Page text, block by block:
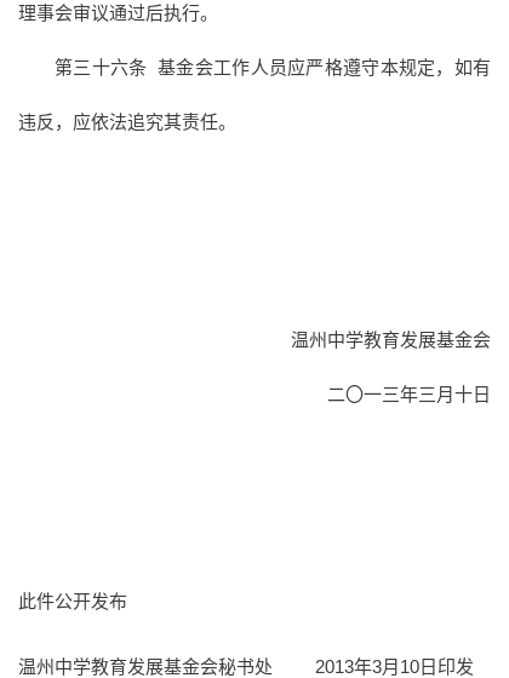
理事会审议通过后执行。
第三十六条 基金会工作人员应严格遵守本规定，如有
违反，应依法追究其责任。
温州中学教育发展基金会
二〇一三年三月十日
此件公开发布
温州中学教育发展基金会秘书处 2013年3月10日印发